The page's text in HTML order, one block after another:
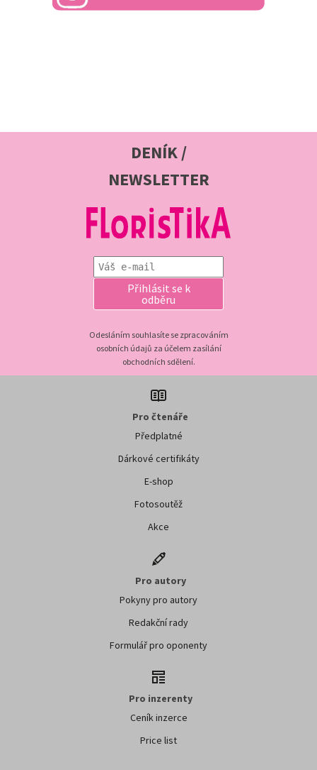
DENÍK /
NEWSLETTER
Přihlásit se k
odběru
Odesláním souhlasíte se zpracováním
osobních údajů za účelem zasílání
obchodních sdělení.
Pro čtenáře
Předplatné
Dárkové certifikáty
E-shop
Fotosoutěž
Akce
Pro autory
Pokyny pro autory
Redakční rady
Formulář pro oponenty
Pro inzerenty
Ceník inzerce
Price list